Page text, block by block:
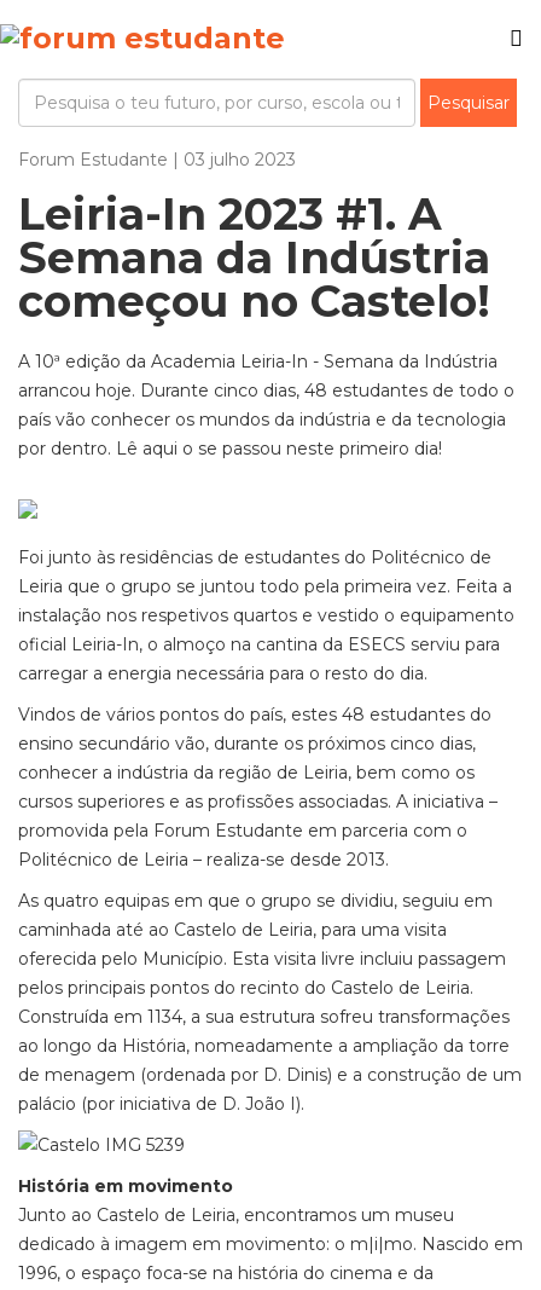
Forum Estudante | 03 julho 2023
Leiria-In 2023 #1. A
Semana da Indústria
começou no Castelo!
A 10ª edição da Academia Leiria-In - Semana da Indústria
arrancou hoje. Durante cinco dias, 48 estudantes de todo o
país vão conhecer os mundos da indústria e da tecnologia
por dentro. Lê aqui o se passou neste primeiro dia!
Foi junto às residências de estudantes do Politécnico de
Leiria que o grupo se juntou todo pela primeira vez. Feita a
instalação nos respetivos quartos e vestido o equipamento
oficial Leiria-In, o almoço na cantina da ESECS serviu para
carregar a energia necessária para o resto do dia.
Vindos de vários pontos do país, estes 48 estudantes do
ensino secundário vão, durante os próximos cinco dias,
conhecer a indústria da região de Leiria, bem como os
cursos superiores e as profissões associadas. A iniciativa –
promovida pela Forum Estudante em parceria com o
Politécnico de Leiria – realiza-se desde 2013.
As quatro equipas em que o grupo se dividiu, seguiu em
caminhada até ao Castelo de Leiria, para uma visita
oferecida pelo Município. Esta visita livre incluiu passagem
pelos principais pontos do recinto do Castelo de Leiria.
Construída em 1134, a sua estrutura sofreu transformações
ao longo da História, nomeadamente a ampliação da torre
de menagem (ordenada por D. Dinis) e a construção de um
palácio (por iniciativa de D. João I).
História em movimento
Junto ao Castelo de Leiria, encontramos um museu
dedicado à imagem em movimento: o m|i|mo. Nascido em
1996, o espaço foca-se na história do cinema e da